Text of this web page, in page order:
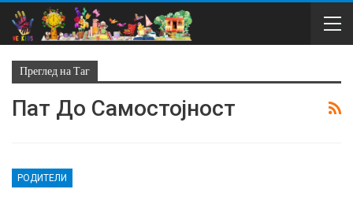
Преглед на Таг
Пат До Самостојност
РОДИТЕЛИ